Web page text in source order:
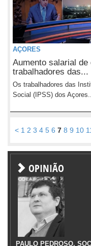
AÇORES
Aumento salarial
trabalhadores das...
Os trabalhadores das
Social (IPSS) dos
< 1 2 3 4 5 6 7 8 9 10
OPINIÃO
PAULO PEDROSO,